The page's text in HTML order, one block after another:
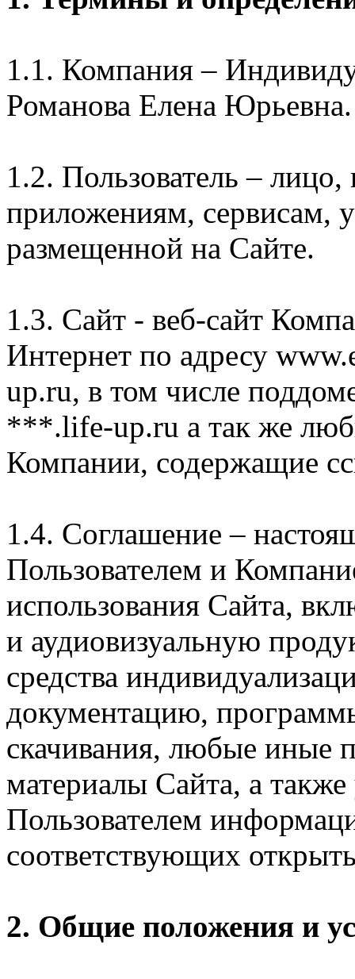
1.1. Компания –
Романова Елена Юрьевна.
1.2. Пользователь –
приложениям, сервисам,
размещенной на Сайте.
1.3. Сайт - веб-сайт
Интернет по адресу
up.ru, в том числе
***.life-up.ru а так же
Компании, содержащие
1.4. Соглашение –
Пользователем и
использования Сайта,
и аудиовизуальную
средства
документацию,
скачивания, любые иные
материалы Сайта, а
Пользователем
соответствующих
2. Общие положения и